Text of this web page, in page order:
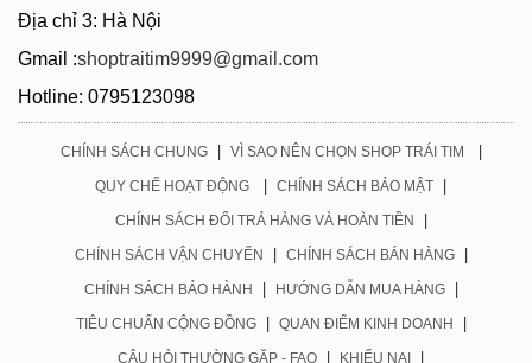
Địa chỉ 3: Hà Nội
Gmail :shoptraitim9999@gmail.com
Hotline: 0795123098
CHÍNH SÁCH CHUNG | VÌ SAO NÊN CHỌN SHOP TRÁI TIM |
QUY CHẾ HOẠT ĐỘNG | CHÍNH SÁCH BẢO MẬT |
CHÍNH SÁCH ĐỔI TRẢ HÀNG VÀ HOÀN TIỀN |
CHÍNH SÁCH VẬN CHUYỂN | CHÍNH SÁCH BÁN HÀNG |
CHÍNH SÁCH BẢO HÀNH | HƯỚNG DẪN MUA HÀNG |
TIÊU CHUẨN CỘNG ĐỒNG | QUAN ĐIỂM KINH DOANH |
CÂU HỎI THƯỜNG GẶP - FAQ | KHIẾU NẠI |